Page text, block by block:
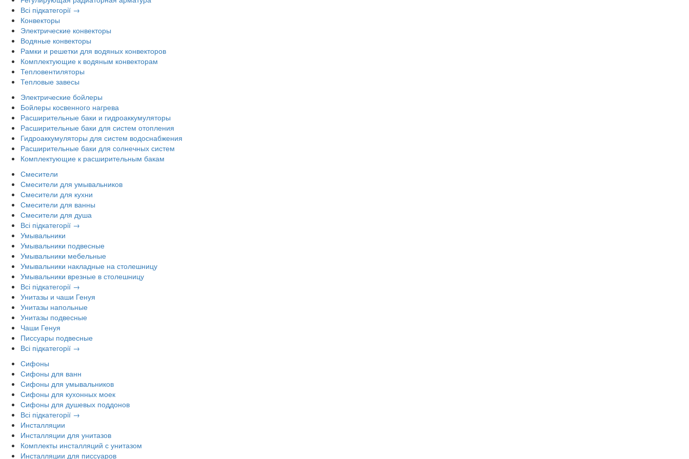
Всі підкатегорії →
Конвекторы
Электрические конвекторы
Водяные конвекторы
Рамки и решетки для водяных конвекторов
Комплектующие к водяным конвекторам
Тепловентиляторы
Тепловые завесы
Электрические бойлеры
Бойлеры косвенного нагрева
Расширительные баки и гидроаккумуляторы
Расширительные баки для систем отопления
Гидроаккумуляторы для систем водоснабжения
Расширительные баки для солнечных систем
Комплектующие к расширительным бакам
Смесители
Смесители для умывальников
Смесители для кухни
Смесители для ванны
Смесители для душа
Всі підкатегорії →
Умывальники
Умывальники подвесные
Умывальники мебельные
Умывальники накладные на столешницу
Умывальники врезные в столешницу
Всі підкатегорії →
Унитазы и чаши Генуя
Унитазы напольные
Унитазы подвесные
Чаши Генуя
Писсуары подвесные
Всі підкатегорії →
Сифоны
Сифоны для ванн
Сифоны для умывальников
Сифоны для кухонных моек
Сифоны для душевых поддонов
Всі підкатегорії →
Инсталляции
Инсталляции для унитазов
Комплекты инсталляций с унитазом
Инсталляции для писсуаров